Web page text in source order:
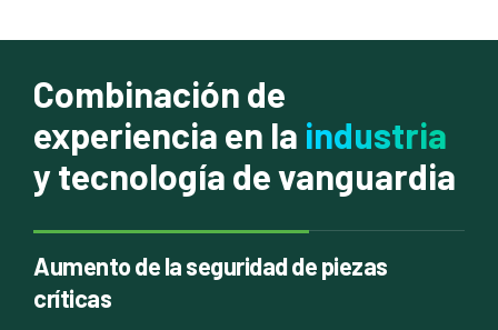
Combinación de
experiencia en la industria
y tecnología de vanguardia
Aumento de la seguridad de piezas
críticas